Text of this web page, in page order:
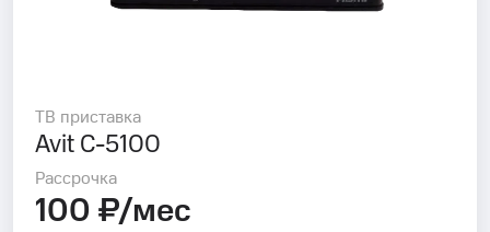
ТВ приставка
Avit C-5100
Рассрочка
100 ₽/мес